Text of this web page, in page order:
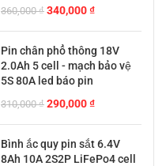
360,000₫ Giá
là:
360,000 ₫.
340,000₫Giá
tại
là:
Pin chân phổ thông 18V
2.0Ah 5 cell - mạch bảo vệ
5S 80A led báo pin
310,000₫ Giá
310,000 ₫.
290,000₫Giá
tại
là:
Bình ắc quy pin sắt 6.4V
8Ah 10A 2S2P LiFePo4 cell